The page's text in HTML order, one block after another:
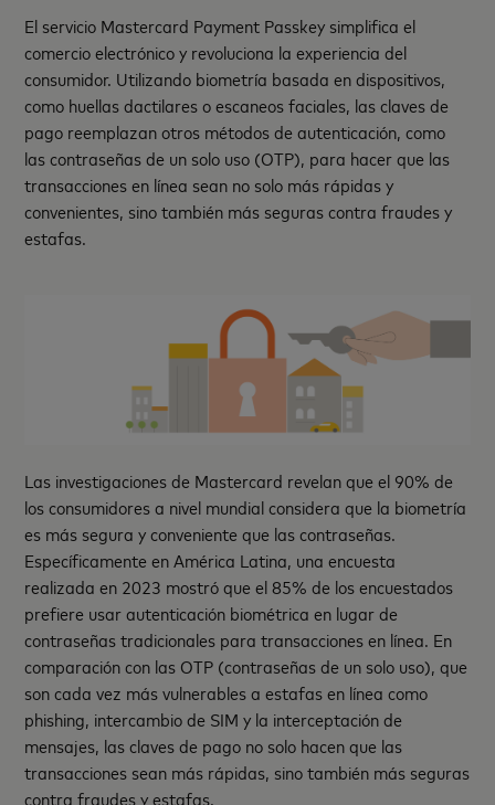
El servicio Mastercard Payment Passkey simplifica el
comercio electrónico y revoluciona la experiencia del
consumidor. Utilizando biometría basada en dispositivos,
como huellas dactilares o escaneos faciales, las claves de
pago reemplazan otros métodos de autenticación, como
las contraseñas de un solo uso (OTP), para hacer que las
transacciones en línea sean no solo más rápidas y
convenientes, sino también más seguras contra fraudes y
estafas.
Las investigaciones de Mastercard revelan que el 90% de
los consumidores a nivel mundial considera que la biometría
es más segura y conveniente que las contraseñas.
Específicamente en América Latina, una encuesta
realizada en 2023 mostró que el 85% de los encuestados
prefiere usar autenticación biométrica en lugar de
contraseñas tradicionales para transacciones en línea. En
comparación con las OTP (contraseñas de un solo uso), que
son cada vez más vulnerables a estafas en línea como
phishing, intercambio de SIM y la interceptación de
mensajes, las claves de pago no solo hacen que las
transacciones sean más rápidas, sino también más seguras
contra fraudes y estafas.